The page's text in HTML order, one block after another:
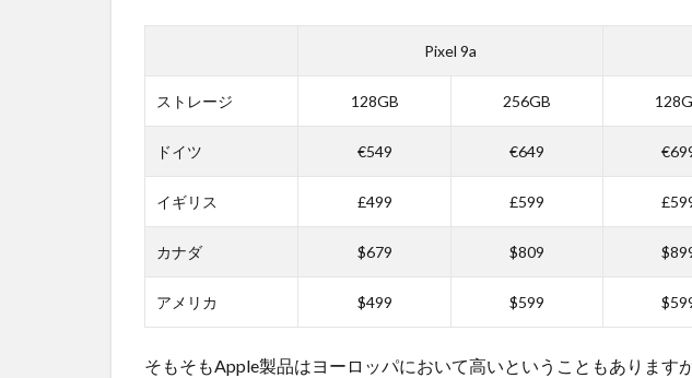
め！
Pixel 9a
ストレージ 128GB 256GB
ドイツ €549 €649
イギリス £499 £599
カナダ $679 $809
アメリカ $499 $599
そもそもApple製品はヨーロッパにおいて高いということもあります